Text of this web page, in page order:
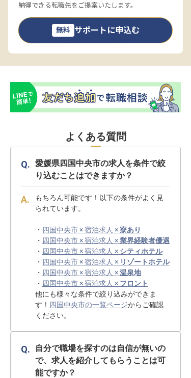
納得できる転職先をご提案いたします。
無料 サポートに申込む
よくある質問
愛媛県四国中央市の求人を条件で絞
り込むことはできますか？
もちろん可能です！以下の条件がよく見
られています。
・ 四国中央市 × 宿泊求人 ×寮あり
・ 四国中央市 × 宿泊求人 ×業界経験者優遇
・ 四国中央市 × 宿泊求人 × シティホテル
・ 四国中央市 × 宿泊求人 × リゾートホテル
・ 四国中央市 × 宿泊求人 ×温泉地
・ 四国中央市 × 宿泊求人 × フロント
他にも様々な条件で絞り込みができま
す！ 四国中央市の一覧ページからご確認
ください。
自分で職場を探すのは自信が無いの
で、求人を紹介してもらうことは可
能ですか？